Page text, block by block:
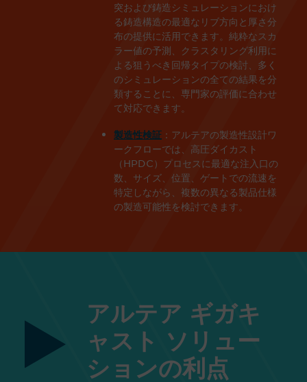
突および鋳造シミュレーションにおけ
る鋳造構造の最適なリブ方向と厚さ分
布の提供に活用できます。純粋なスカ
ラー値の予測、クラスタリング利用に
よる狙うべき回帰タイプの検討、多く
のシミュレーションの全ての結果を分
類することに、専門家の評価に合わせ
て対応できます。
製造性検証 ：アルテアの製造性設計ワ
ークフローでは、高圧ダイカスト
（HPDC）プロセスに最適な注入口の
数、サイズ、位置、ゲートでの流速を
特定しながら、複数の異なる製品仕様
の製造可能性を検討できます。
アルテア ギガキ
ャスト ソリュー
ションの利点